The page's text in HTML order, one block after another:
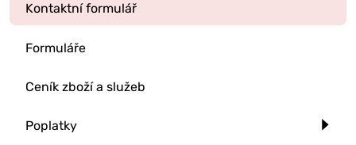
Kontaktní formulář
Formuláře
Ceník zboží a služeb
Poplatky